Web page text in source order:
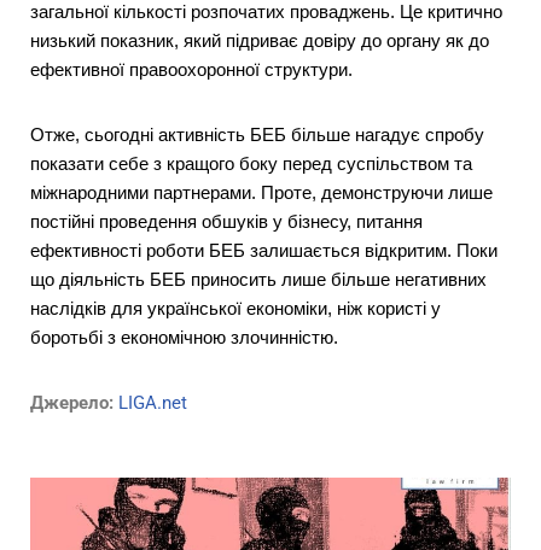
загальної кількості розпочатих проваджень. Це критично
низький показник, який підриває довіру до органу як до
ефективної правоохоронної структури.
Отже, сьогодні активність БЕБ більше нагадує спробу
показати себе з кращого боку перед суспільством та
міжнародними партнерами. Проте, демонструючи лише
постійні проведення обшуків у бізнесу, питання
ефективності роботи БЕБ залишається відкритим. Поки
що діяльність БЕБ приносить лише більше негативних
наслідків для української економіки, ніж користі у
боротьбі з економічною злочинністю.
Джерело: LIGA.net